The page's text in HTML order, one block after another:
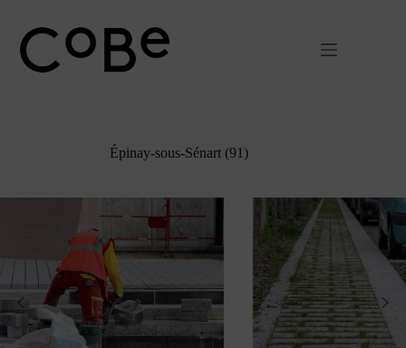
contenu
Épinay-sous-Sénart (91)